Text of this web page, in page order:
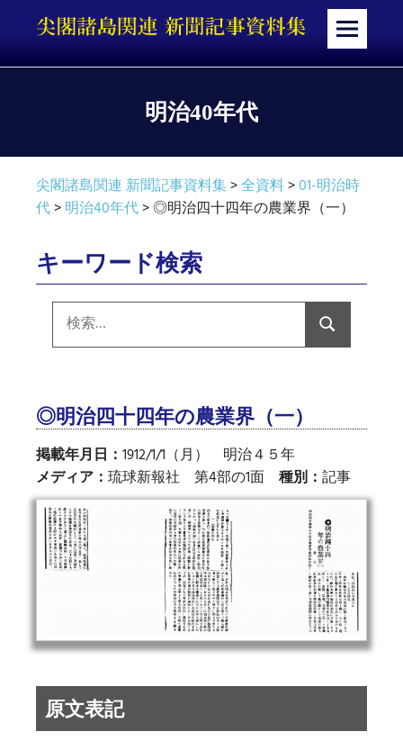
テ
メ
明治40年代
尖閣諸島関連 新聞記事資料集>全資料>01-明治時
代>明治40年代>◎明治四十四年の農業界（一）
キーワード検索
索:
検
索
◎明治四十四年の農業界（一）
掲載年月日： 1912/1/1（月） 明治４５年
メディア： 琉球新報社 第4部の1面 種別： 記事
原文表記